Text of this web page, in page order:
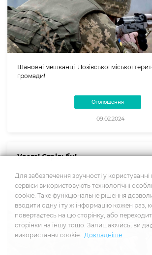
Шановні мешканці Лозівської міської
громади!
Оголошення
09.02.2024
Увага! Стрільби!
Для забезпечення зручності у
сервіси використовують технологічні
cookie. Таке функціональне рішення
вводити одну і ту ж інформацію кожен раз,
повертаєтесь на цю сторінку, або
сторінки на іншу тощо. Залишаючись, ви
використання cookie. Докладніше